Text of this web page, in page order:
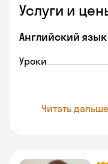
Услуги и
Английский язык
Уроки
Читать дальше